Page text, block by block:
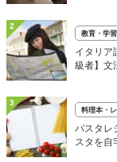
2
教育・学
イタリア
級者】文
3
料理本・
パスタレ
スタを自